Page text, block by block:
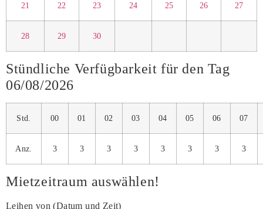
21 22 23 24 25 26 27
28 29 30
Stündliche Verfügbarkeit für den Tag
06/08/2026
Std. 00 01 02 03 04 05 06 07
Anz. 3 3 3 3 3 3 3 3
Mietzeitraum auswählen!
Leihen von (Datum und Zeit)